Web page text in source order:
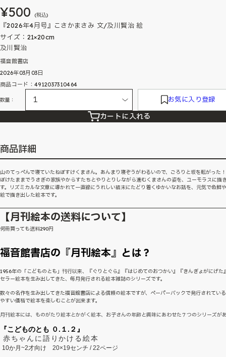
¥500 (税込)
『2026年4月号』こさかまさみ 文/及川賢治 絵
サイズ：21×20cm
及川賢治
福音館書店
2026年03月03日
商品コード：4912037310464
数量： お気に入り登録
カートに入れる
商品詳細
山のてっぺんで寝ていたねぼすけくまさん。あんまり寝ぞうがわるいので、ごろりと坂を転がった
ぼけたままでうさぎの家族やからすたちとやりとりしながら進むくまさんの姿を、ユーモラスに描
す。リズミカルな文章に導かれて一直線にうれしい結末にたどり着くゆかいなお話を、元気で色鮮
絵で描き出した絵本です。
【月刊絵本の送料について】
何冊買っても送料290円
福音館書店の『月刊絵本』とは？
1956年の「こどものとも」刊行以来、『ぐりとぐら』『はじめてのおつかい』『きんぎょがにげた
セラー絵本を生み出してきた、毎月発行される絵本雑誌のシリーズです。
数々の名作を生み出してきた福音館書店による信頼の絵本ですが、ペーパーバックで発行されてい
やすい価格で絵本を楽しむことが出来ます。
月刊絵本には、ものがたり絵本とかがく絵本、お子さんの年齢と興味にあわせた７つのシリーズが
『こどものとも ０.１.２』
赤ちゃんに語りかける絵本
10か月~2才向け 20×19センチ / 22ページ